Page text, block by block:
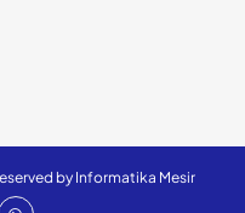
by Informatika Mesir